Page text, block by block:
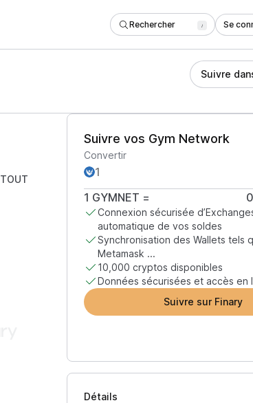
Rechercher / Se
Suivre
TOUT
Suivre vos Gym Network
Convertir
1 GYMNET =
Connexion sécurisée
automatique de vos soldes
Synchronisation des Wallets tels
Metamask ...
10,000 cryptos disponibles
Données sécurisées et accès en
Suivre sur Finary
Détails